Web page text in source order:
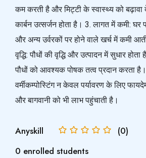
कम करती है और मिट्टी के स्वास्थ्य को
कार्बन उत्सर्जन होता है। 3. लागत में कमी:
और अन्य उर्वरकों पर होने वाले खर्च में कमी
वृद्धि: पौधों की वृद्धि और उत्पादन में सुधार होता
पौधों को आवश्यक पोषक तत्व प्रदान करता
वर्मीकम्पोस्टिंग न केवल पर्यावरण के लिए
और बागवानी को भी लाभ पहुंचाती है।
Anyskill
(0)
0 enrolled students